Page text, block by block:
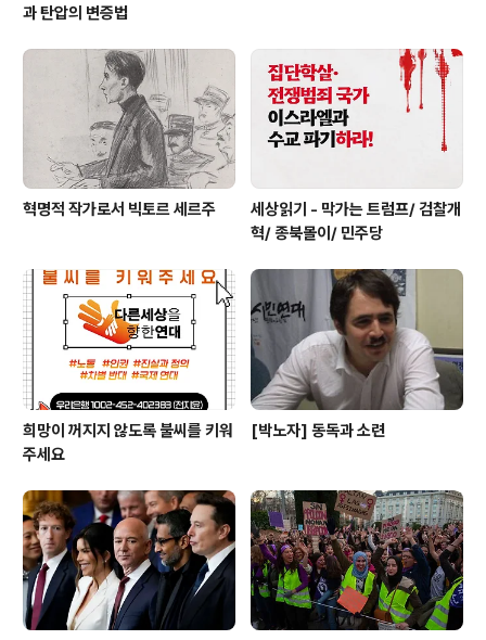
과 탄압의 변증법
혁명적 작가로서 빅토르 세르주
세상읽기 - 막가는 트럼프/ 검찰개
혁/ 종북몰이/ 민주당
희망이 꺼지지 않도록 불씨를 키워
주세요
[박노자] 동독과 소련